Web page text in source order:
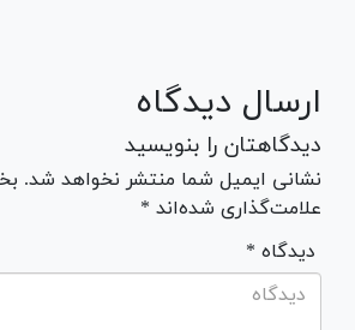
ارسال دیدگاه
دیدگاهتان را بنویسید
نشانی ایمیل شما منتشر نخواهد شد.
علامت‌گذاری شده‌اند *
* دیدگاه